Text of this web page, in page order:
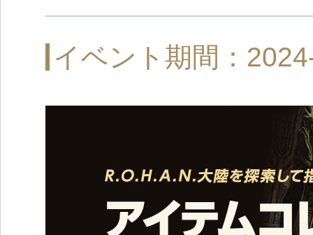
イベント期間：